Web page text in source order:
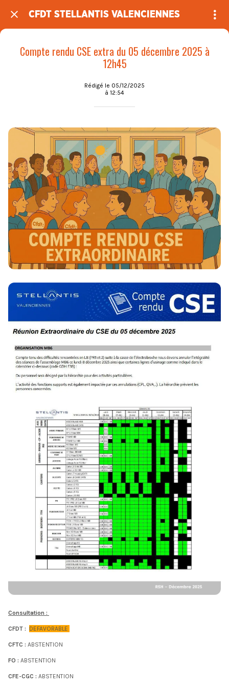
CFDT STELLANTIS VALENCIENNES
Compte rendu CSE extra du 05 décembre 2025 à
12h45
Rédigé le 05/12/2025
à 12:54
Consultation :
CFDT : DEFAVORABLE
CFTC : ABSTENTION
FO : ABSTENTION
CFE-CGC : ABSTENTION